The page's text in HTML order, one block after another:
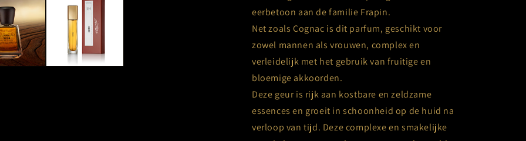
eerbetoon aan de familie Frapin.
Net zoals Cognac is dit parfum, geschikt voor
zowel mannen als vrouwen, complex en
verleidelijk met het gebruik van fruitige en
bloemige akkoorden.
Deze geur is rijk aan kostbare en zeldzame
essences en groeit in schoonheid op de huid na
verloop van tijd. Deze complexe en smakelijke